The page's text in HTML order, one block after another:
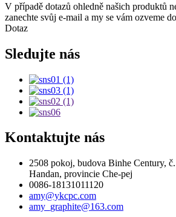
V případě dotazů ohledně našich produktů
zanechte svůj e-mail a my se vám ozveme
Dotaz
Sledujte nás
Kontaktujte nás
2508 pokoj, budova Binhe Century,
Handan, provincie Che-pej
0086-18131011120
amy@ykcpc.com
amy_graphite@163.com